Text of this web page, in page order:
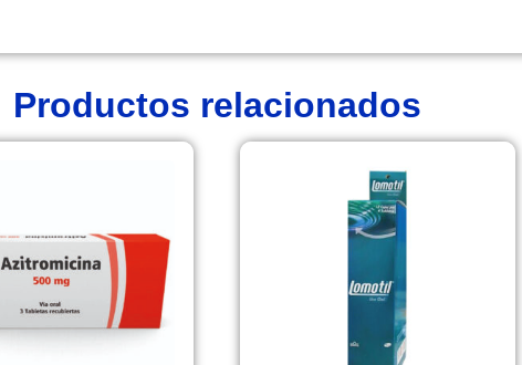
Productos relacionados